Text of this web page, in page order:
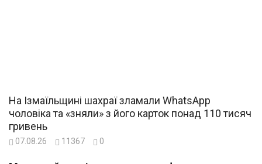
На Ізмаїльщині шахраї зламали WhatsApp
чоловіка та «зняли» з його карток понад 110 тисяч
гривень
07.08.26 11367 0